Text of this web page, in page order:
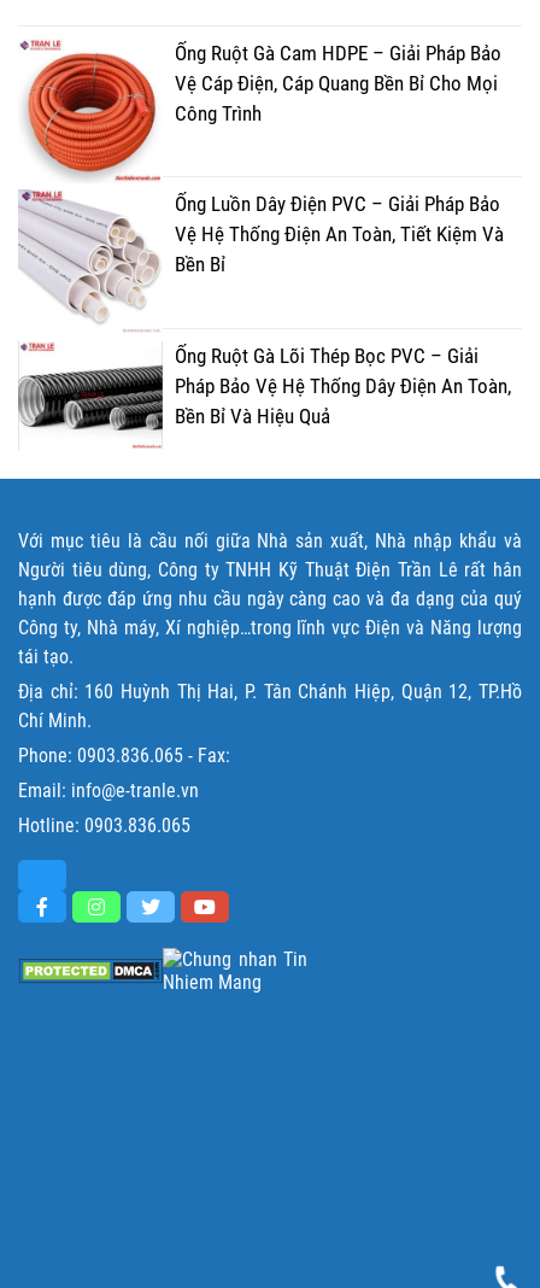
Ống Ruột Gà Cam HDPE – Giải Pháp Bảo
Vệ Cáp Điện, Cáp Quang Bền Bỉ Cho Mọi
Công Trình
Ống Luồn Dây Điện PVC – Giải Pháp Bảo
Vệ Hệ Thống Điện An Toàn, Tiết Kiệm Và
Bền Bỉ
Ống Ruột Gà Lõi Thép Bọc PVC – Giải
Pháp Bảo Vệ Hệ Thống Dây Điện An Toàn,
Bền Bỉ Và Hiệu Quả
Với mục tiêu là cầu nối giữa Nhà sản xuất, Nhà nhập khẩu và
Người tiêu dùng, Công ty TNHH Kỹ Thuật Điện Trần Lê rất hân
hạnh được đáp ứng nhu cầu ngày càng cao và đa dạng của quý
Công ty, Nhà máy, Xí nghiệp…trong lĩnh vực Điện và Năng lượng
tái tạo.
Địa chỉ: 160 Huỳnh Thị Hai, P. Tân Chánh Hiệp, Quận 12, TP.Hồ
Chí Minh.
Phone: 0903.836.065 - Fax:
Email: info@e-tranle.vn
Hotline: 0903.836.065